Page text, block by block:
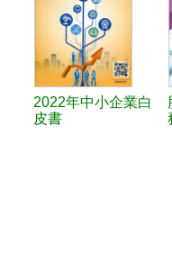
2022年中小企業白
皮書